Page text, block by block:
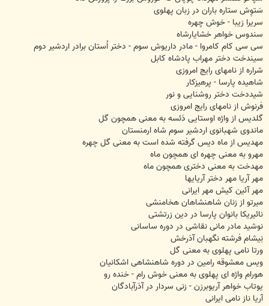
سَتوِش ستاره باران در زبان پهلوی
سریرا زیبا - خوش چهره
سندوس خواهر خشایارشاه
سی سی کام کامروا - مادر داریوش سوم - دختر اُستان برادر اردشیر دوم
سیندخت دختر مهراب پادشاه کابل
شراره از نامهای رایج امروزی
شاهیده پارسا - پرهیزکار
شیددخت دختر روشنایی و نور
فرنوش از نامهای رایج امروزی
گلدیس از واژه اوستایی دَئسه به معنی همچون گل
ماندوی شهبانوی اردشیر سوم شاه ارمنستان
مهدیس از ماه دیس گرفته شده است به معنی گل چهره
مهرو به معنی چهره ای همچون ماه
مهدخت به معنی دختری همچون ماه
مهر آریا مهر دختر آریایها
مهر آئین کیش مهر ایرانی
میرتو از زنان شاهنشاهان هخامنشی
نائیریکا بانوان پارسا در دین زرتشتی
نوشید مادر مانی نقاشی در دوره ساسانی
نِیشام فرشته نگهبان آذرخش
ورتا نامی پهلوی به معنی گل
ویس معشوقه رامین در دوره شاهنشاهی اشکانیان
هورام واژه ای پهلوی به معنی خوش رام - خنده رو
یوتاب خواهر آریوبرزن - زنی سردار در آذرآبادگان
آریا ناز نامی ایرانی